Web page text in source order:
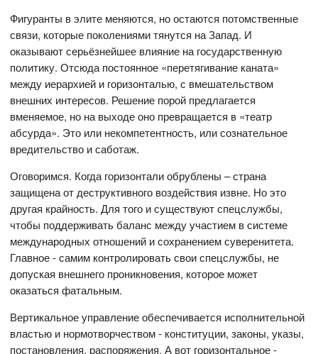
Фигуранты в элите меняются, но остаются потомственные
связи, которые поколениями тянутся на Запад. И
оказывают серьёзнейшее влияние на государственную
политику. Отсюда постоянное «перетягивание каната»
между иерархией и горизонталью, с вмешательством
внешних интересов. Решение порой предлагается
вменяемое, но на выходе оно превращается в «театр
абсурда». Это или некомпетентность, или сознательное
вредительство и саботаж.
Оговоримся. Когда горизонтали обрублены – страна
защищена от деструктивного воздействия извне. Но это
другая крайность. Для того и существуют спецслужбы,
чтобы поддерживать баланс между участием в системе
международных отношений и сохранением суверенитета.
Главное - самим контролировать свои спецслужбы, не
допуская внешнего проникновения, которое может
оказаться фатальным.
Вертикальное управление обеспечивается исполнительной
властью и нормотворчеством - конституции, законы, указы,
постановления, распоряжения. А вот горизонтальное -